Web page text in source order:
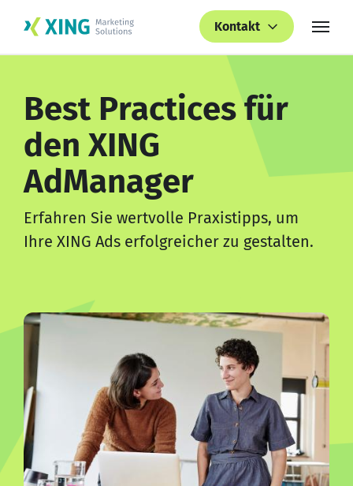
Kontakt
Best Practices für
den XING
AdManager
Erfahren Sie wertvolle Praxistipps, um
Ihre XING Ads erfolgreicher zu gestalten.